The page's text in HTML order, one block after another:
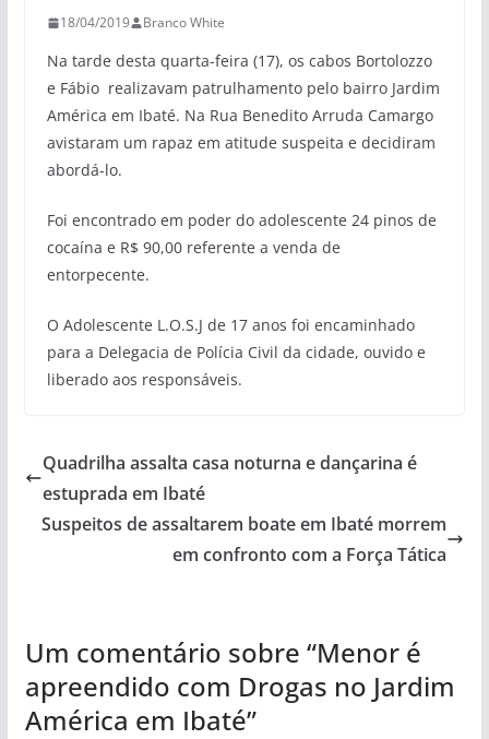
18/04/2019 Branco White
Na tarde desta quarta-feira (17), os cabos Bortolozzo
e Fábio realizavam patrulhamento pelo bairro Jardim
América em Ibaté. Na Rua Benedito Arruda Camargo
avistaram um rapaz em atitude suspeita e decidiram
abordá-lo.
Foi encontrado em poder do adolescente 24 pinos de
cocaína e R$ 90,00 referente a venda de
entorpecente.
O Adolescente L.O.S.J de 17 anos foi encaminhado
para a Delegacia de Polícia Civil da cidade, ouvido e
liberado aos responsáveis.
Quadrilha assalta casa noturna e dançarina é
estuprada em Ibaté
Suspeitos de assaltarem boate em Ibaté morrem
em confronto com a Força Tática
Um comentário sobre “Menor é
apreendido com Drogas no Jardim
América em Ibaté”